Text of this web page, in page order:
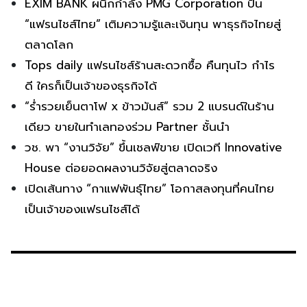
“แฟรนไชส์ไทย” เติมความรู้และเงินทุน พาธุรกิจไทยสู่
ตลาดโลก
Tops daily แฟรนไชส์ร้านสะดวกซื้อ คืนทุนไว กำไร
ดี ใครก็เป็นเจ้าของธุรกิจได้
“ร่ำรวยเย็นตาโฟ x ข้าวมันส์” รวม 2 แบรนด์ในร้าน
เดียว ขายในทำเลทองร่วม Partner ชั้นนำ
วช. พา “งานวิจัย” ขึ้นเชลฟ์ขาย เปิดเวที Innovative
House ต่อยอดผลงานวิจัยสู่ตลาดจริง
เปิดเส้นทาง “กาแฟพันธุ์ไทย” โอกาสลงทุนที่คนไทย
เป็นเจ้าของแฟรนไชส์ได้